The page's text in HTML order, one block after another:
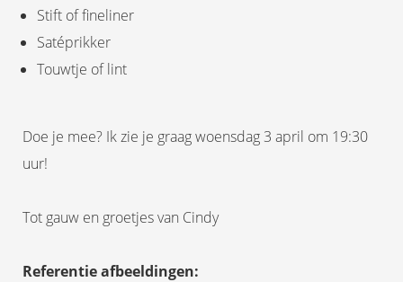
Stift of fineliner
Satéprikker
Touwtje of lint
Doe je mee? Ik zie je graag woensdag 3 april om 19:30
uur!
Tot gauw en groetjes van Cindy
Referentie afbeeldingen: